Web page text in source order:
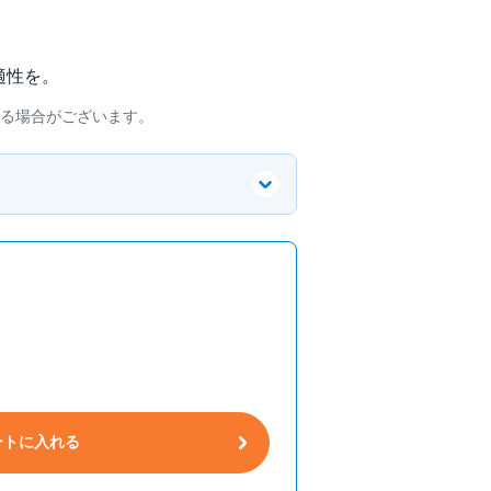
を。
場合がございます。
に入れる